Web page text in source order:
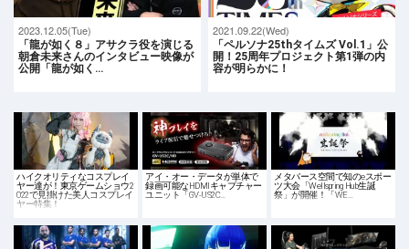
2023.12.05(Tue)
「龍が如く８」アサクラ役を演じる
朝倉未来さんのインタビュー映像が
公開「龍が如く…
2021.09.22(Wed)
「ペルソナ25thタイムズ Vol.1」公
開！25周年プロジェクト第1弾の内
容が明らかに！
ハイクオリティなコスプレイ
ヤー達が！東京ゲームショウ2
022で見掛けた美人コスプレイ
ヤー特集！
アイ・オー・データが単体で
録画可能なHDMIキャプチャー
ユニット「GV-US2C…
メタバース空間で知のeスポー
ツ大会「Wellspring Hub生誕
祭」が開催！「WE…